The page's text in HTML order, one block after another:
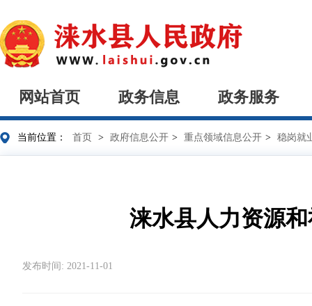
网站首页 政务信息 政务服务
当前位置： 首页 > 政府信息公开 > 重点领域信息公开 > 稳岗就
涞水县人力资源
发布时间: 2021-11-01